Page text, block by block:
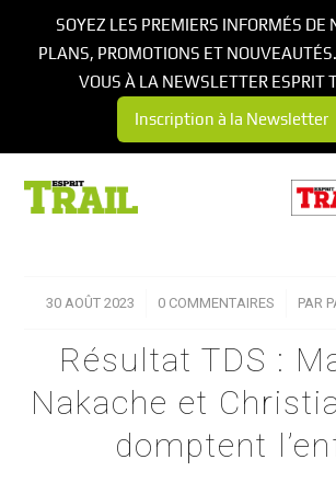
30 AOÛT 2023
/ 0 COMMENTAIRES
/ PAR
Résultat TDS :
Nakache et
domptent
SOYEZ LES PREMIERS INFORMÉS DE
PLANS, PROMOTIONS ET
VOUS À LA NEWSLETTER ESPRIT
Inscription à la Newsletter